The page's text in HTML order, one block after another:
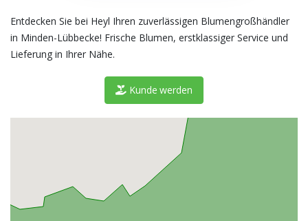
Entdecken Sie bei Heyl Ihren zuverlässigen Blumengroßhändler
in Minden-Lübbecke! Frische Blumen, erstklassiger Service und
Lieferung in Ihrer Nähe.
Kunde werden